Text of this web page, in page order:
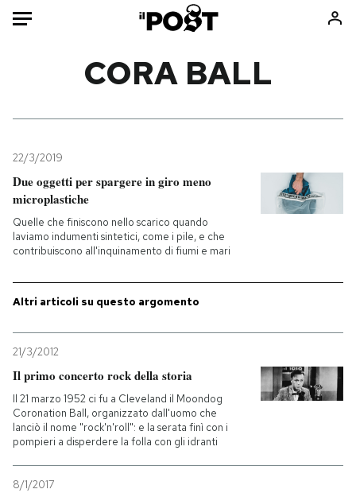
Mondo
Politica
Tecnologia
Internet
Scienza
Economia
Consumismi
Ok Boomer!
Media
NEWSLETTER
CORA BALL
22/3/2019
Due oggetti per spargere in giro meno
microplastiche
Quelle che finiscono nello scarico quando
laviamo indumenti sintetici, come i pile, e che
contribuiscono all'inquinamento di fiumi e mari
Altri articoli su questo argomento
21/3/2012
Il primo concerto rock della storia
Il 21 marzo 1952 ci fu a Cleveland il Moondog
Coronation Ball, organizzato dall'uomo che
lanciò il nome "rock'n'roll": e la serata finì con i
pompieri a disperdere la folla con gli idranti
8/1/2017